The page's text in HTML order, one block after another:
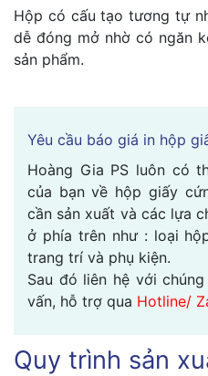
Hộp có cấu tạo tương tự
dễ đóng mở nhờ có ngăn
sản phẩm.
Yêu cầu báo giá in hộp
Hoàng Gia PS luôn có
của bạn về hộp giấy
cần sản xuất và các lựa
ở phía trên như : loại
trang trí và phụ kiện.
Sau đó liên hệ với
vấn, hỗ trợ qua Hotline/
Quy trình sản